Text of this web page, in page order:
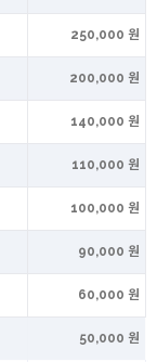
250,000 원
200,000 원
140,000 원
110,000 원
100,000 원
90,000 원
60,000 원
50,000 원